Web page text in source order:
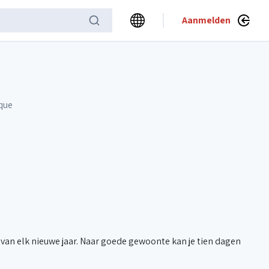
Aanmelden
elk nieuwe jaar. Naar goede gewoonte kan je tien dagen